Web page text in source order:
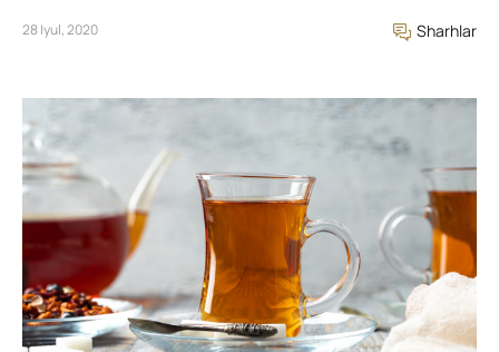
28 Iyul, 2020 Sharhlar